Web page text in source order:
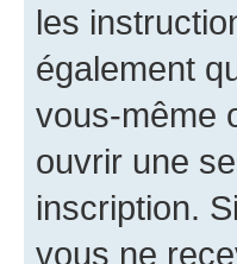
les
également
vous-même
ouvrir une
inscription.
vous ne